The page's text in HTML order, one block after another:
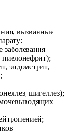
вызванные
пиелонефрит);
эндометрит,
шигеллез);